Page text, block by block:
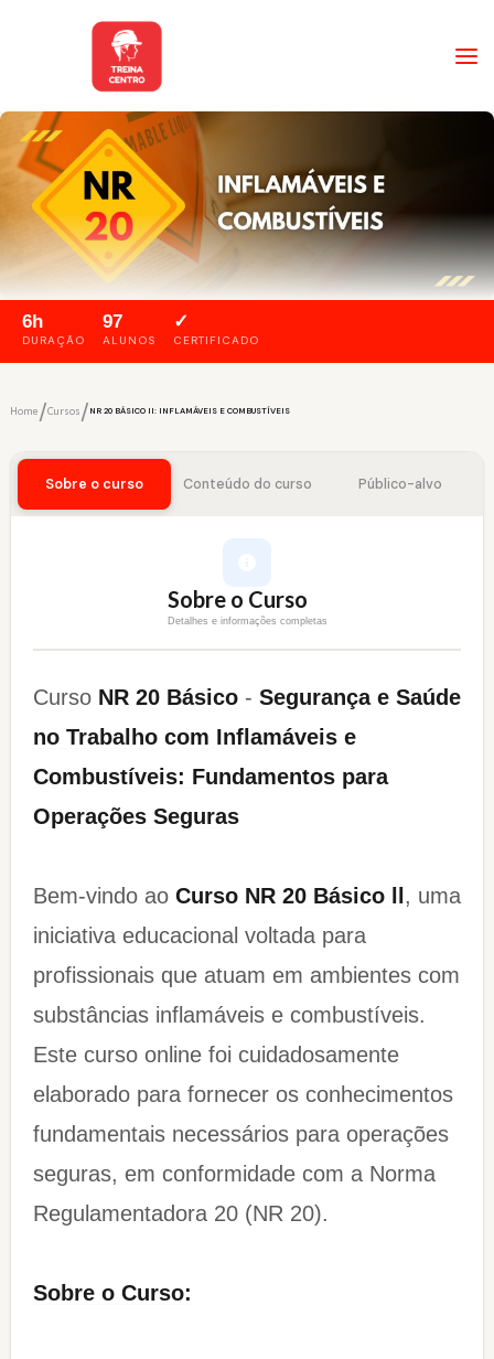
6h
DURAÇÃO
97
ALUNOS
✓
CERTIFICADO
Home/Cursos/ NR 20 BÁSICO II: INFLAMÁVEIS E COMBUSTÍVEIS
Sobre o curso Conteúdo do curso Público-alvo
Sobre o Curso
Detalhes e informações completas
Curso NR 20 Básico - Segurança e Saúde
no Trabalho com Inflamáveis e
Combustíveis: Fundamentos para
Operações Seguras
Bem-vindo ao Curso NR 20 Básico ll , uma
iniciativa educacional voltada para
profissionais que atuam em ambientes com
substâncias inflamáveis e combustíveis.
Este curso online foi cuidadosamente
elaborado para fornecer os conhecimentos
fundamentais necessários para operações
seguras, em conformidade com a Norma
Regulamentadora 20 (NR 20).
Sobre o Curso: